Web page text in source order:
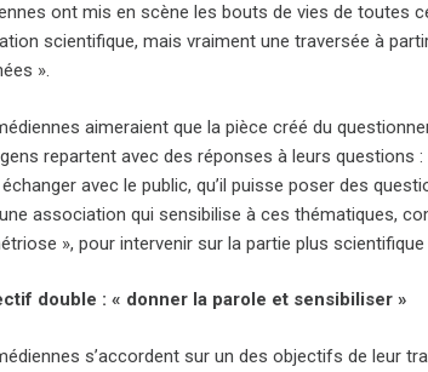
ont mis en scène les bouts de vies de toutes
scientifique, mais vraiment une traversée à
».
aimeraient que la pièce créé du
repartent avec des réponses à leurs questions
avec le public, qu’il puisse poser des
association qui sensibilise à ces thématiques,
», pour intervenir sur la partie plus
double : « donner la parole et sensibiliser »
s’accordent sur un des objectifs de leur